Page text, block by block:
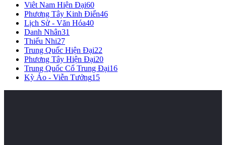
Viêt Nam Hiện Đại60
Phương Tây Kinh Điển46
Lịch Sử - Văn Hóa40
Danh Nhân31
Thiếu Nhi27
Trung Quốc Hiện Đại22
Phương Tây Hiện Đại20
Trung Quốc Cổ Trung Đại16
Kỳ Ảo - Viễn Tưởng15